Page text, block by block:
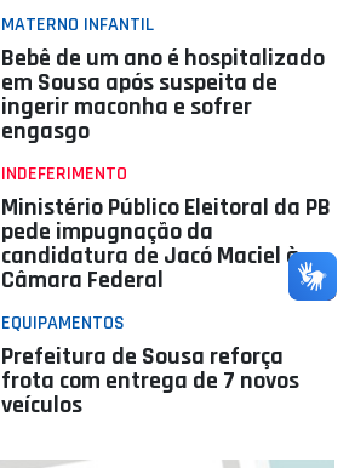
MATERNO INFANTIL
Bebê de um ano é hospitalizado
em Sousa após suspeita de
ingerir maconha e sofrer
engasgo
INDEFERIMENTO
Ministério Público Eleitoral da PB
pede impugnação da
candidatura de Jacó Maciel à
Câmara Federal
EQUIPAMENTOS
Prefeitura de Sousa reforça
frota com entrega de 7 novos
veículos